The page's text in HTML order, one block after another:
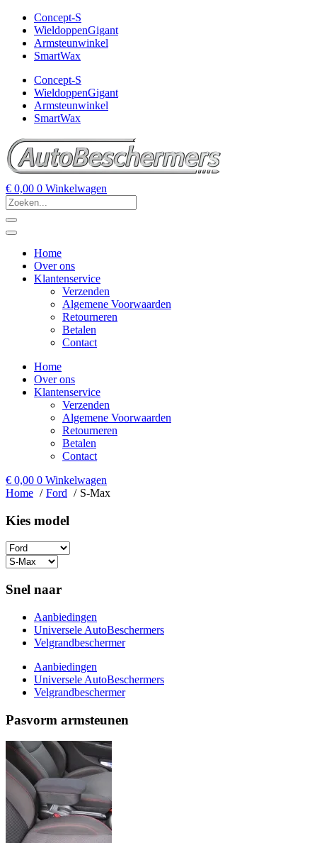
Concept-S
WieldoppenGigant
Armsteunwinkel
SmartWax
Concept-S
WieldoppenGigant
Armsteunwinkel
SmartWax
€ 0,00 0 Winkelwagen
Home
Over ons
Klantenservice
Verzenden
Algemene Voorwaarden
Retourneren
Betalen
Contact
Home
Over ons
Klantenservice
Verzenden
Algemene Voorwaarden
Retourneren
Betalen
Contact
€ 0,00 0 Winkelwagen
Home
Ford S-Max
Kies model​
Snel naar
Aanbiedingen
Universele AutoBeschermers
Velgrandbeschermer
Aanbiedingen
Universele AutoBeschermers
Velgrandbeschermer
Pasvorm armsteunen